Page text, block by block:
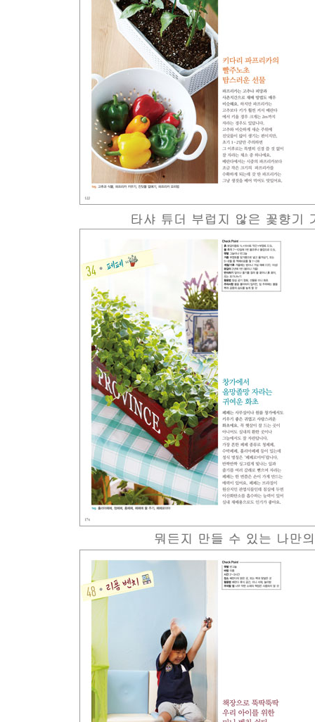
채소 가드닝을 위한 기본 도구 컬렉션
기본은 흙, 씨앗, 그리고 재배용기
물, 햇볕, 바람, 거름, 해충, 계절나기
베란다 채소 가드닝 Q&A
여기에서 사면 좋아요
직접 키워 봅시다
새싹 머그 | 양파 싹 | 대파 리필 | 미나리 꽂이 |
미니 당근 | 알감자 | 햇고구마 | 풋고추 | 토종 생강
Part 3 베란다 플라워 가든
플라워 가드닝을 위한 기본 도구 컬렉션
베란다를 풍성하게 할 추천 화초
생활 속에서 찾아 쓰는 재활용 화분
화초 키울 때 꼭 기억해야 할 3가지 포인트
플라워 가드닝을 위한 기초 상식 10가지 Q&A
여기에서 사면 좋아요
직접 키워 봅시다
넝쿨장미 | 고사리 | 율마 | 개운죽 | 물칸나 | 고
산세베리아 | 호야 | 석류
Part 4 베란다 작업실
베란다 인테리어 DIY를 위한 기본 도구 컬렉션
베란다 기본 인테리어 아이디어
핸드메이드 재활용 소품 만들기
직접 만들어 봅시다
천연 염색 커튼 | 나무 만들기 | 창문 장식 | 머그
Part 5 베란다 키친
베란다 쿠킹을 위한 기본 도구 컬렉션
간이 조리대&수납공간 만들기
가전제품 설치하기
식재료 수납하기
햇살과 바람이 만드는 요리
직접 만들어 봅시다